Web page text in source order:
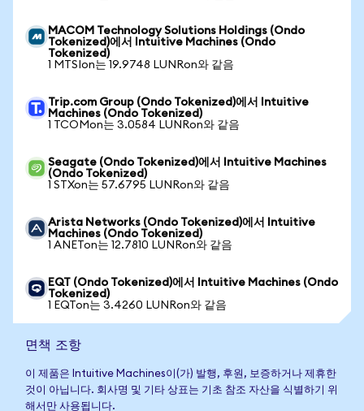
MACOM Technology Solutions Holdings (Ondo
Tokenized)에서 Intuitive Machines (Ondo
Tokenized)
1 MTSIon는 19.9748 LUNRon와 같음
Trip.com Group (Ondo Tokenized)에서 Intuitive
Machines (Ondo Tokenized)
1 TCOMon는 3.0584 LUNRon와 같음
Seagate (Ondo Tokenized)에서 Intuitive Machines
(Ondo Tokenized)
1 STXon는 57.6795 LUNRon와 같음
Arista Networks (Ondo Tokenized)에서 Intuitive
Machines (Ondo Tokenized)
1 ANETon는 12.7810 LUNRon와 같음
EQT (Ondo Tokenized)에서 Intuitive Machines (Ondo
Tokenized)
1 EQTon는 3.4260 LUNRon와 같음
면책 조항
이 제품은 Intuitive Machines이(가) 발행, 후원, 보증하거나 제휴한
것이 아닙니다. 회사명 및 기타 상표는 기초 참조 자산을 식별하기 위
해서만 사용됩니다.